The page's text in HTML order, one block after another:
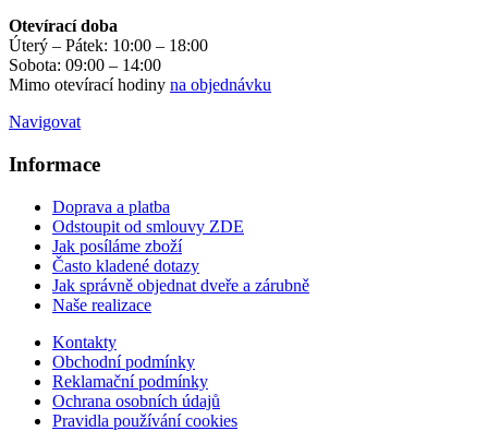
Otevírací doba
Úterý – Pátek: 10:00 – 18:00
Sobota: 09:00 – 14:00
Mimo otevírací hodiny na objednávku
Navigovat
Informace
Doprava a platba
Odstoupit od smlouvy ZDE
Jak posíláme zboží
Často kladené dotazy
Jak správně objednat dveře a zárubně
Naše realizace
Kontakty
Obchodní podmínky
Reklamační podmínky
Ochrana osobních údajů
Pravidla používání cookies